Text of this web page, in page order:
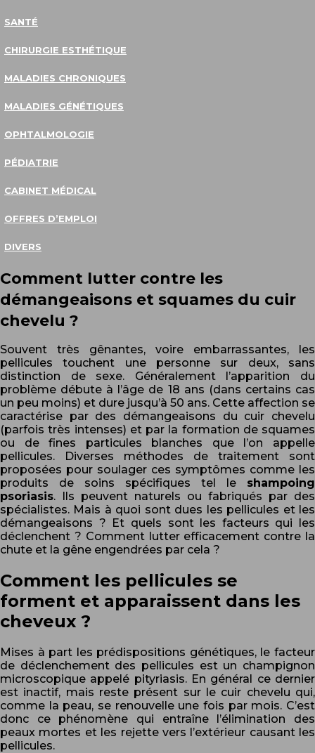
SANTÉ
CHIRURGIE ESTHÉTIQUE
MALADIES CHRONIQUES
MALADIES GÉNÉTIQUES
OPHTALMOLOGIE
PÉDIATRIE
CABINET MÉDICAL
OFFRES D’EMPLOI
DIVERS
Comment lutter contre les
démangeaisons et squames du cuir
chevelu ?
Souvent très gênantes, voire embarrassantes, les
pellicules touchent une personne sur deux, sans
distinction de sexe. Généralement l’apparition du
problème débute à l’âge de 18 ans (dans certains cas
un peu moins) et dure jusqu’à 50 ans. Cette affection se
caractérise par des démangeaisons du cuir chevelu
(parfois très intenses) et par la formation de squames
ou de fines particules blanches que l’on appelle
pellicules. Diverses méthodes de traitement sont
proposées pour soulager ces symptômes comme les
produits de soins spécifiques tel le shampoing
psoriasis. Ils peuvent naturels ou fabriqués par des
spécialistes. Mais à quoi sont dues les pellicules et les
démangeaisons ? Et quels sont les facteurs qui les
déclenchent ? Comment lutter efficacement contre la
chute et la gêne engendrées par cela ?
Comment les pellicules se
forment et apparaissent dans les
cheveux ?
Mises à part les prédispositions génétiques, le facteur
de déclenchement des pellicules est un champignon
microscopique appelé pityriasis. En général ce dernier
est inactif, mais reste présent sur le cuir chevelu qui,
comme la peau, se renouvelle une fois par mois. C’est
donc ce phénomène qui entraîne l’élimination des
peaux mortes et les rejette vers l’extérieur causant les
pellicules.